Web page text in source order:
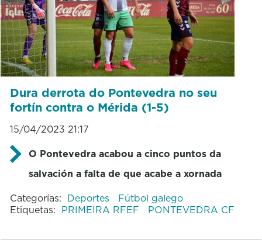
Dura derrota do Pontevedra no seu
fortín contra o Mérida (1-5)
15/04/2023 21:17
O Pontevedra acabou a cinco puntos da
salvación a falta de que acabe a xornada
Categorías: Deportes
Fútbol galego
Etiquetas: PRIMEIRA RFEF PONTEVEDRA CF